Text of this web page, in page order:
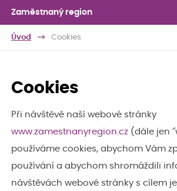
Zaměstnaný region
Úvod Cookies
Cookies
Při návštěvě naší webové stránky
www.zamestnanyregion.cz (dále jen
používáme cookies, abychom Vám
používání a abychom shromáždili
návštěvách webové stránky s cílem